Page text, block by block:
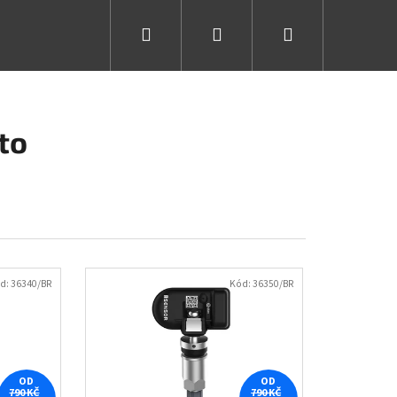
Přihlášení
OD
790 KČ
36340/BR
OD
790 KČ
Kód:36350/BR